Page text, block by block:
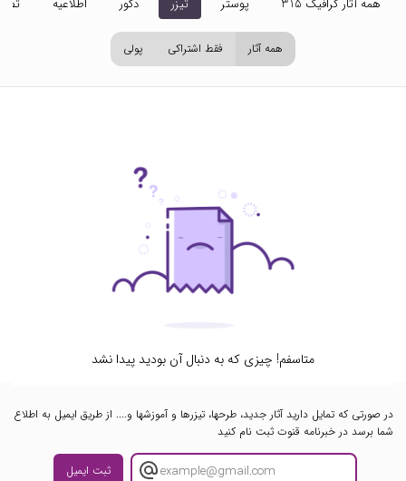
همه آثار گرافیک 315 پوستر تیزر دکور اطلاعیه
همه آثار فقط اشتراکی پولی
متاسفم! چیزی که به دنبال آن بودید پیدا نشد
در صورتی که تمایل دارید آثار جدید، طرحها، تیزرها و آموزشها و.... از طریق ایمیل به اطلاع
شما برسد در خبرنامه قنوت ثبت نام کنید
ثبت ایمیل